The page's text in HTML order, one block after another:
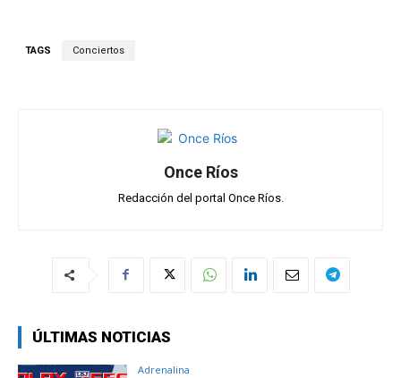
b
TAGS Conciertos
Once Ríos
Redacción del portal Once Ríos.
ÚLTIMAS NOTICIAS
Adrenalina